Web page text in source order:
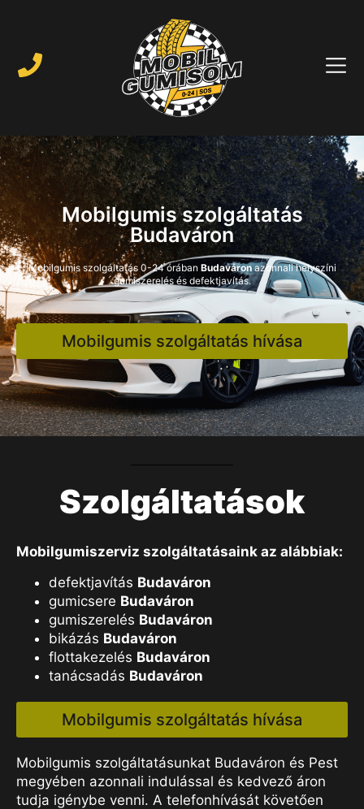
Mobilgumis szolgáltatás
Budaváron
Mobilgumis szolgáltatás 0-24 órában Budaváronazonnali helyszíni
gumiszerelés és defektjavítás.
Mobilgumis szolgáltatás hívása
Szolgáltatások
Mobilgumiszerviz szolgáltatásaink az alábbiak:
defektjavítás Budaváron
gumicsere Budaváron
gumiszerelés Budaváron
bikázás Budaváron
flottakezelés Budaváron
tanácsadás Budaváron
Mobilgumis szolgáltatás hívása
Mobilgumis szolgáltatásunkat Budaváron és Pest
megyében azonnali indulással és kedvező áron
tudja igénybe venni. A telefonhívását követően